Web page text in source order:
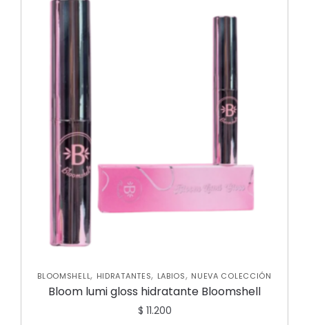
BLOOMSHELL, HIDRATANTES, LABIOS, NUEVA COLECCIÓN
Bloom lumi gloss hidratante Bloomshell
$ 11.200